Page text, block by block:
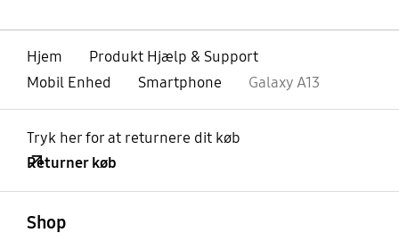
Hjem
Produkt Hjælp & Support
Mobil Enhed
Smartphone Galaxy A13
Tryk her for at returnere dit køb
Returner køb
Shop